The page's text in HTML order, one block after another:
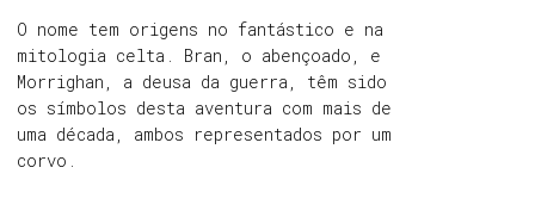
O nome tem origens no fantástico e na
mitologia celta. Bran, o abençoado, e
Morrighan, a deusa da guerra, têm sido
os símbolos desta aventura com mais de
uma década, ambos representados por um
corvo.